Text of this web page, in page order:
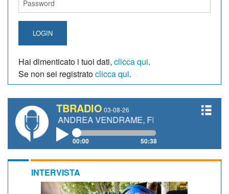
LOGIN
Hai dimenticato i tuoi dati, clicca qui.
Se non sei registratoclicca qui.
TBRADIO 03-08-26
ANDREA VENDRAME, FILIPPO FIORELLI
00:00 50:38
INTERVISTA